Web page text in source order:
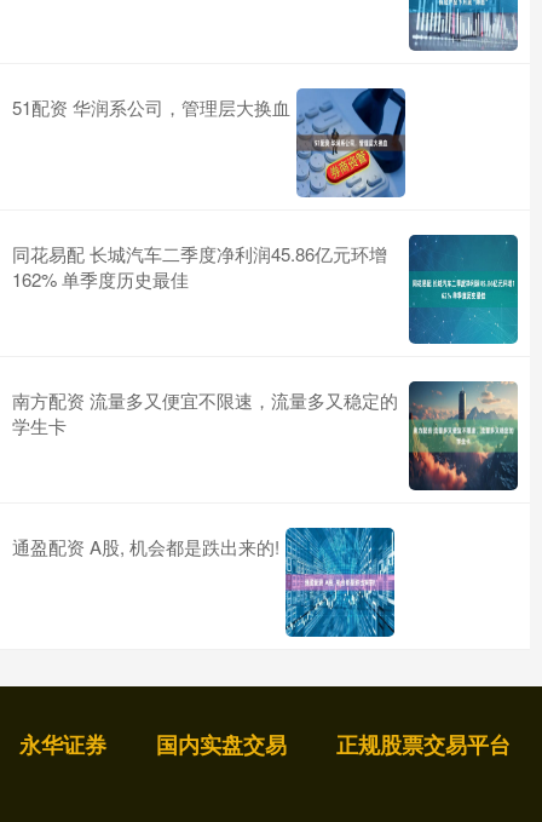
51配资 华润系公司，管理层大换血
同花易配 长城汽车二季度净利润45.86亿元环增
162% 单季度历史最佳
南方配资 流量多又便宜不限速，流量多又稳定的
学生卡
通盈配资 A股, 机会都是跌出来的!
永华证券 国内实盘交易 正规股票交易平台